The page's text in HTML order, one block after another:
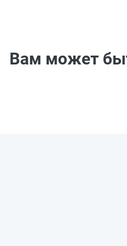
Вам может